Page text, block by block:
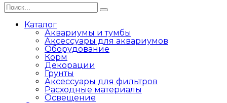
Search
for:
Каталог
Аквариумы и тумбы
Аксессуары для аквариумов
Оборудование
Корм
Декорации
Грунты
Аксессуары для фильтров
Расходные материалы
Освещение